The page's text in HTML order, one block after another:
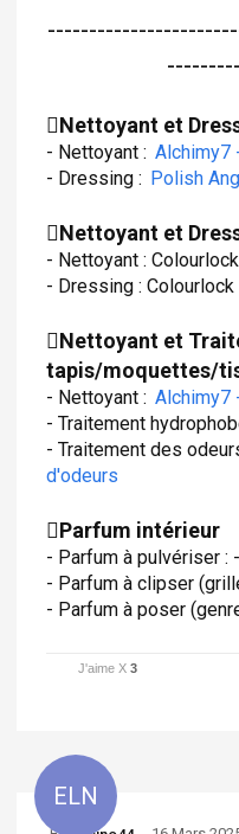
Nettoyant et
- Nettoyant : Alchimy7
- Dressing : Polish
Nettoyant et
- Nettoyant :
- Dressing :
Nettoyant et
tapis/moquettes/
- Nettoyant : Alchimy7
- Traitement
- Traitement des
d'odeurs
Parfum intérieur
- Parfum à pulvériser : -
- Parfum à clipser
- Parfum à poser
J'aime X3
ELN